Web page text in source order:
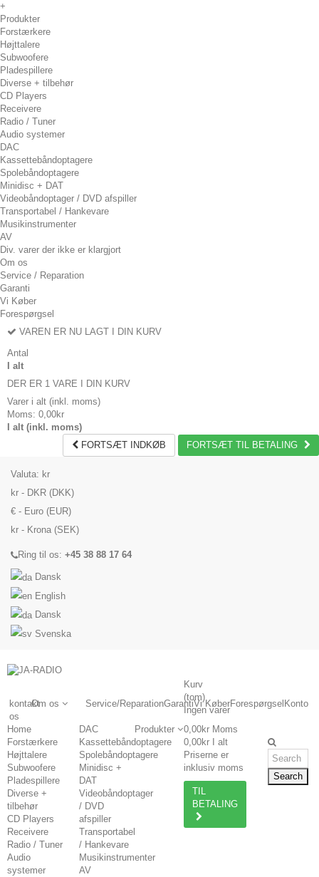
+
Produkter
Forstærkere
Højttalere
Subwoofere
Pladespillere
Diverse + tilbehør
CD Players
Receivere
Radio / Tuner
Audio systemer
DAC
Kassettebåndoptagere
Spolebåndoptagere
Minidisc + DAT
Videobåndoptager / DVD afspiller
Transportabel / Hankevare
Musikinstrumenter
AV
Div. varer der ikke er klargjort
Om os
Service / Reparation
Garanti
Vi Køber
Forespørgsel
VAREN ER NU LAGT I DIN KURV
Antal
I alt
DER ER 1 VARE I DIN KURV
Varer i alt (inkl. moms)
Moms: 0,00kr
I alt (inkl. moms)
FORTSÆT INDKØB
FORTSÆT TIL BETALING
Valuta: kr
kr - DKR (DKK)
€ - Euro (EUR)
kr - Krona (SEK)
Ring til os: +45 38 88 17 64
Dansk
English
Dansk
Svenska
Konto
Forespørgsel
Vi Køber
Garanti
Service/Reparation
Om os
kontakt
os
Produkter
Home
Forstærkere
Højttalere
Subwoofere
Pladespillere
Diverse +
tilbehør
CD Players
Receivere
Radio / Tuner
Audio
systemer
DAC
Kassettebåndoptagere
Spolebåndoptagere
Minidisc +
DAT
Videobåndoptager
/ DVD
afspiller
Transportabel
/ Hankevare
Musikinstrumenter
AV
Kurv
(tom)
Ingen varer
0,00kr Moms
0,00kr
I alt
Priserne er
inklusiv moms
TIL
BETALING
Search